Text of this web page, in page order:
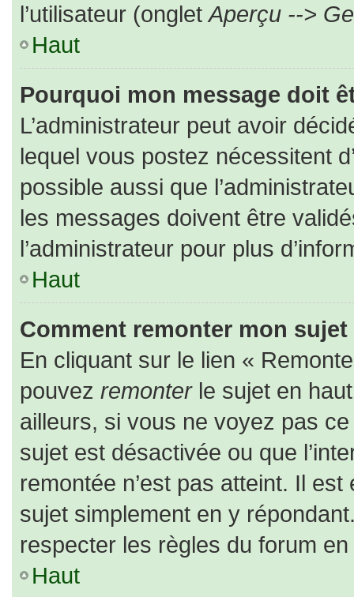
l’utilisateur (ongletAperçu -->
Haut
Pourquoi mon message doit
L’administrateur peut avoir
lequel vous postez nécessitent
possible aussi que
les messages doivent être
l’administrateur pour plus
Haut
Comment remonter mon sujet
En cliquant sur le lien «
pouvez remonterle sujet en
ailleurs, si vous ne voyez pas
sujet est désactivée ou que
remontée n’est pas atteint. Il
sujet simplement en y
respecter les règles du forum
Haut